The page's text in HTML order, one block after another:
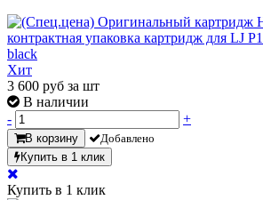
Хит
3 600 руб за шт
В наличии
-
+
В корзину
Добавлено
Купить в 1 клик
Купить в 1 клик